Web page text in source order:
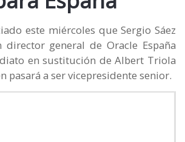
este miércoles que Sergio Sáez
director general de Oracle España
en sustitución de Albert Triola
pasará a ser vicepresidente senior.